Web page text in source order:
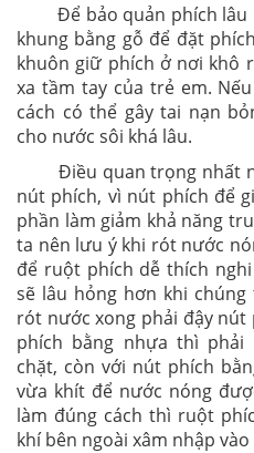
Để bảo quản phích
khung bằng gỗ để đặt
khuôn giữ phích ở nơi khô
xa tầm tay của trẻ em.
cách có thể gây tai nạn
cho nước sôi khá lâu.
Điều quan trọng nhất
nút phích, vì nút phích để
phần làm giảm khả năng
ta nên lưu ý khi rót nước
để ruột phích dễ thích
sẽ lâu hỏng hơn khi
rót nước xong phải đậy
phích bằng nhựa thì phải
chặt, còn với nút phích
vừa khít để nước nóng
làm đúng cách thì ruột
khí bên ngoài xâm nhập